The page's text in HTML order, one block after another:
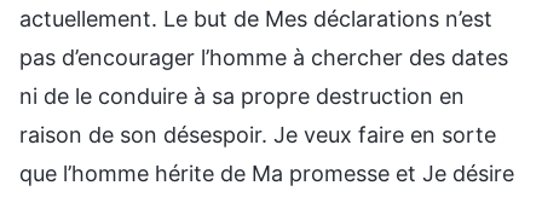
actuellement. Le but de Mes déclarations n’est
pas d’encourager l’homme à chercher des dates
ni de le conduire à sa propre destruction en
raison de son désespoir. Je veux faire en sorte
que l’homme hérite de Ma promesse et Je désire